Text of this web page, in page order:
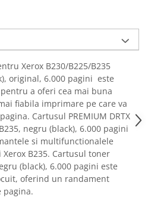
Xerox B230/B225/B235
original, 6.000 pagini este
a oferi cea mai buna
fiabila imprimare pe care va
Cartusul PREMIUM DRTX
negru (black), 6.000 pagini
si multifunctionalele
Xerox B235. Cartusul toner
(black), 6.000 pagini este
oferind un randament
pagina.